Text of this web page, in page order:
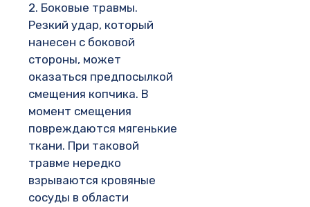
2. Боковые травмы.
Резкий удар, который
нанесен с боковой
стороны, может
оказаться предпосылкой
смещения копчика. В
момент смещения
повреждаются мягенькие
ткани. При таковой
травме нередко
взрываются кровяные
сосуды в области